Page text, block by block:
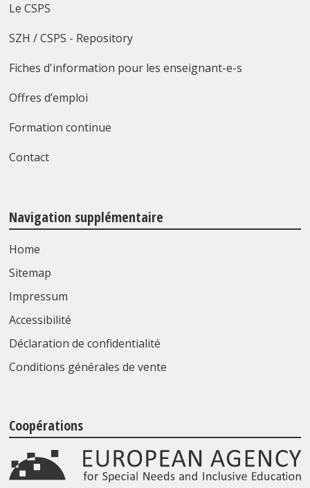
Le CSPS
SZH / CSPS - Repository
Fiches d'information pour les enseignant-e-s
Offres d’emploi
Formation continue
Contact
Navigation supplémentaire
Home
Sitemap
Impressum
Accessibilité
Déclaration de confidentialité
Conditions générales de vente
Coopérations